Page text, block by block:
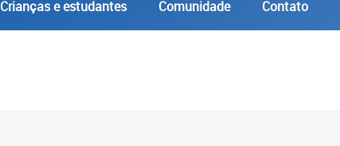
Crianças e estudantes Comunidade Contato